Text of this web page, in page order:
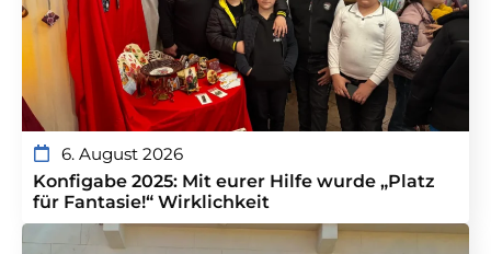
6. August 2026
Konfigabe 2025: Mit eurer Hilfe wurde „Platz
für Fantasie!“ Wirklichkeit